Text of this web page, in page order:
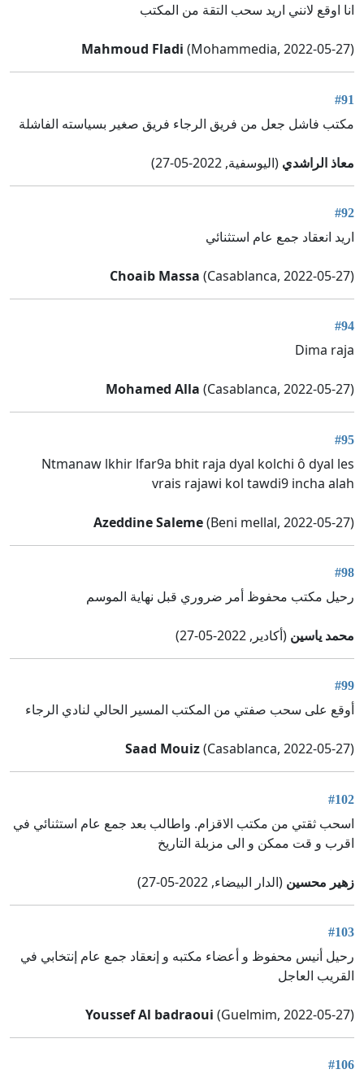
انا اوقع لانني اريد سحب التقة من المكتب
Mahmoud Fladi (Mohammedia, 2022-05-27)
#91
مكتب فاشل جعل من فريق الرجاء فريق صغير بسياسته الفاشلة
معاذ الراشدي (اليوسفية, 2022-05-27)
#92
اريد انعقاد جمع عام استثنائي
Choaib Massa (Casablanca, 2022-05-27)
#94
Dima raja
Mohamed Alla (Casablanca, 2022-05-27)
#95
Ntmanaw lkhir lfar9a bhit raja dyal kolchi ô dyal les
vrais rajawi kol tawdi9 incha alah
Azeddine Saleme(Beni mellal, 2022-05-27)
#98
رحيل مكتب محفوظ أمر ضروري قبل نهاية الموسم
محمد ياسين (أكادير, 2022-05-27)
#99
أوقع على سحب صفتي من المكتب المسير الحالي لنادي الرجاء
Saad Mouiz(Casablanca, 2022-05-27)
#102
اسحب ثقتي من مكتب الاقزام. واطالب بعد جمع عام استثنائي في
اقرب و قت ممكن و الى مزبلة التاريخ
زهير محسين (الدار البيضاء, 2022-05-27)
#103
رحيل أنيس محفوظ و أعضاء مكتبه و إنعقاد جمع عام إنتخابي في
القريب العاجل
Youssef Al badraoui (Guelmim, 2022-05-27)
#106